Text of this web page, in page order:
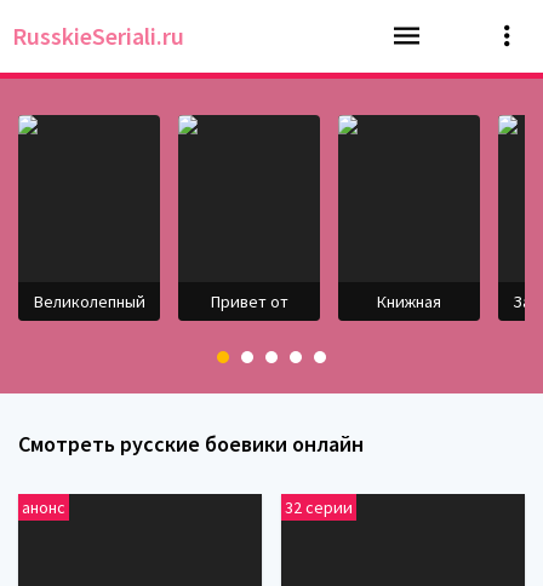
RusskieSeriali.ru
Великолепный Привет от Книжная
Смотреть русские боевики онлайн
анонс 32 серии